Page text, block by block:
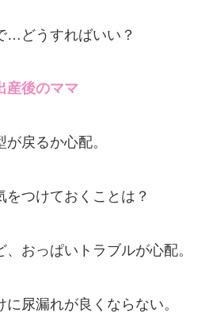
…どうすればいい？
産後のママ
が戻るか心配。
をつけておくことは？
、おっぱいトラブルが心配。
に尿漏れが良くならない。